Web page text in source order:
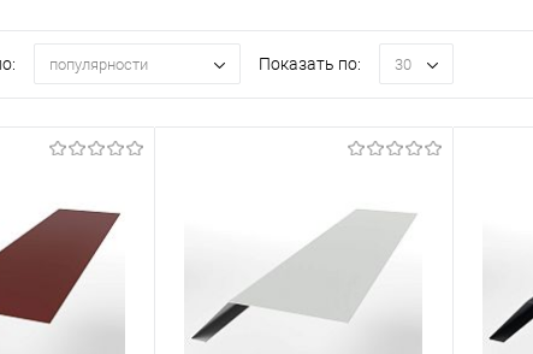
популярности Показать по: 30